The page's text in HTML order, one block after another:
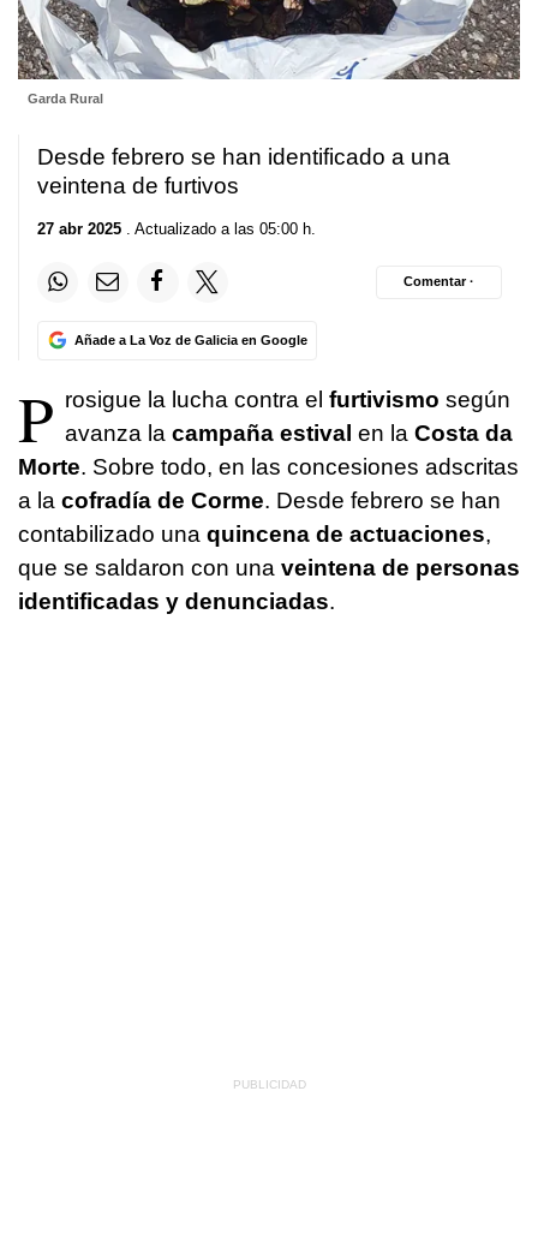
Garda Rural
Desde febrero se han identificado a una
veintena de furtivos
27 abr 2025 . Actualizado a las 05:00 h.
Añade a La Voz de Galicia en Google
Comentar ·
P rosigue la lucha contra el furtivismo según
avanza la campaña estival en la Costa da
Morte. Sobre todo, en las concesiones adscritas
a la cofradía de Corme. Desde febrero se han
contabilizado una quincena de actuaciones,
que se saldaron con una veintena de personas
identificadas y denunciadas.